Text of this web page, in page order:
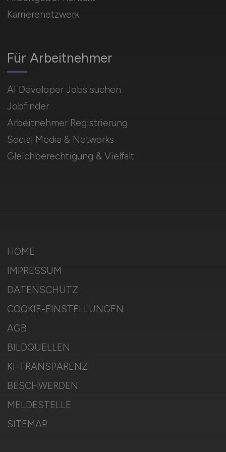
Für Arbeitnehmer
AI Developer Jobs suchen
Jobfinder
Arbeitnehmer Registrierung
Social Media & Networks
Gleichberechtigung & Vielfalt
Karrierenetzwerk
HOME
IMPRESSUM
DATENSCHUTZ
COOKIE-EINSTELLUNGEN
AGB
BILDQUELLEN
KI-TRANSPARENZ
BESCHWERDEN
MELDESTELLE
SITEMAP